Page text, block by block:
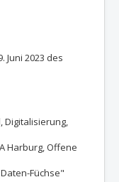
Juni 2023 des
Digitalisierung,
Harburg, Offene
Füchse"